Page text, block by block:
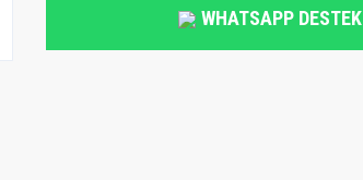
WHATSAPP DESTEK